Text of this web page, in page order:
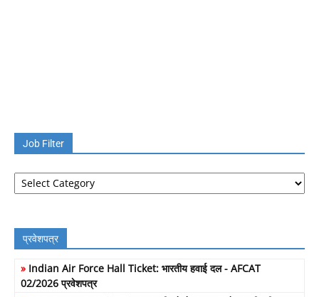
Job Filter
Job
Filter
प्रवेशपत्र
» Indian Air Force Hall Ticket: भारतीय हवाई दल - AFCAT
02/2026 प्रवेशपत्र